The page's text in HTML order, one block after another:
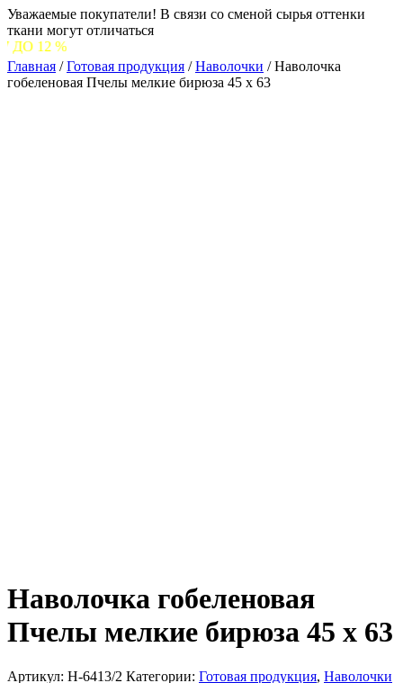
Уважаемые покупатели! В связи со сменой сырья оттенки
ткани могут отличаться
Главная /Готовая продукция /Наволочки /Наволочка
гобеленовая Пчелы мелкие бирюза 45 х 63
Наволочка гобеленовая
Пчелы мелкие бирюза 45 х 63
Артикул: Н-6413/2 Категории: Готовая продукция, Наволочки